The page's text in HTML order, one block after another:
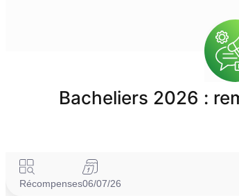
Bacheliers 2026 :
Récompenses06/07/26